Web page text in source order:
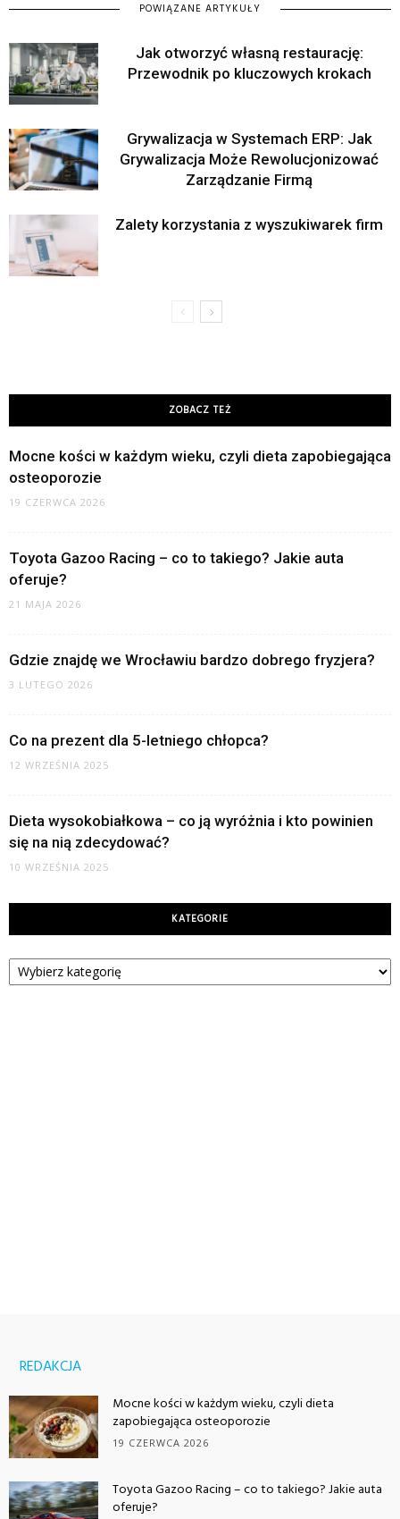
POWIĄZANE ARTYKUŁY
Jak otworzyć własną restaurację:
Przewodnik po kluczowych krokach
Grywalizacja w Systemach ERP: Jak
Grywalizacja Może Rewolucjonizować
Zarządzanie Firmą
Zalety korzystania z wyszukiwarek firm
ZOBACZ TEŻ
Mocne kości w każdym wieku, czyli dieta zapobiegająca
osteoporozie
19 CZERWCA 2026
Toyota Gazoo Racing – co to takiego? Jakie auta
oferuje?
21 MAJA 2026
Gdzie znajdę we Wrocławiu bardzo dobrego fryzjera?
3 LUTEGO 2026
Co na prezent dla 5-letniego chłopca?
12 WRZEŚNIA 2025
Dieta wysokobiałkowa – co ją wyróżnia i kto powinien
się na nią zdecydować?
10 WRZEŚNIA 2025
KATEGORIE
Kategorie
REDAKCJA
Mocne kości w każdym wieku, czyli dieta
zapobiegająca osteoporozie
19 CZERWCA 2026
Toyota Gazoo Racing – co to takiego? Jakie auta
oferuje?